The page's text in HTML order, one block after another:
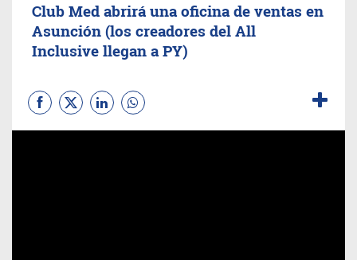
Club Med abrirá una oficina de ventas en
Asunción (los creadores del All
Inclusive llegan a PY)